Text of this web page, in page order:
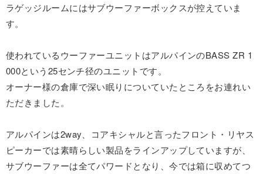
ラゲッジルームにはサブウーファーボックスが控えていま
す。
使われているウーファーユニットはアルパインのBASS ZR 1
000という25センチ径のユニットです。
オーナー様の倉庫で深い眠りについていたところをお連れい
ただきました。
アルパインは2way、コアキシャルと言ったフロント・リヤス
ピーカーでは素晴らしい製品をラインアップしていますが、
サブウーファーは全てパワードとなり、今では箱に収めてつ